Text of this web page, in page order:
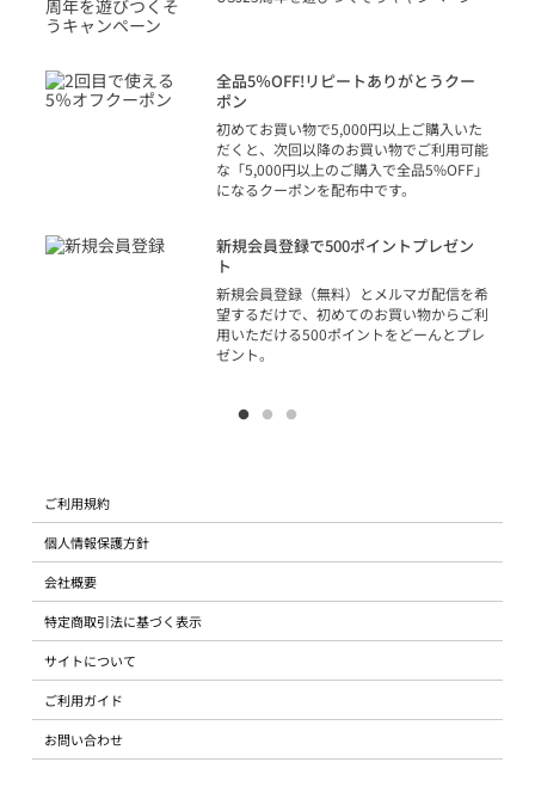
全品5％OFF!リピートありがとうクー
ポン
初めてお買い物で5,000円以上ご購入いた
だくと、次回以降のお買い物でご利用可能
な「5,000円以上のご購入で全品5%OFF」
になるクーポンを配布中です。
新規会員登録で500ポイントプレゼン
ト
新規会員登録（無料）とメルマガ配信を希
望するだけで、初めてのお買い物からご利
用いただける500ポイントをどーんとプレ
ゼント。
ご利用規約
個人情報保護方針
会社概要
特定商取引法に基づく表示
サイトについて
ご利用ガイド
お問い合わせ